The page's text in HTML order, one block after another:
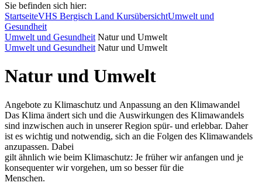
Sie befinden sich hier:
StartseiteVHS Bergisch Land KursübersichtUmwelt und
Gesundheit
Umwelt und Gesundheit Natur und Umwelt
Umwelt und Gesundheit Natur und Umwelt
Natur und Umwelt
Angebote zu Klimaschutz und Anpassung an den Klimawandel
Das Klima ändert sich und die Auswirkungen des Klimawandels
sind inzwischen auch in unserer Region spür- und erlebbar. Daher
ist es wichtig und notwendig, sich an die Folgen des Klimawandels
anzupassen. Dabei
gilt ähnlich wie beim Klimaschutz: Je früher wir anfangen und je
konsequenter wir vorgehen, um so besser für die
Menschen.